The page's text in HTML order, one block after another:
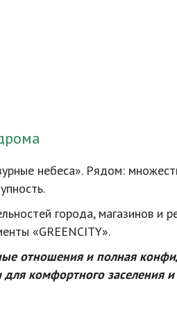
небеса». Рядом:
города, магазинов и
«GREENCITY».
отношения и полная
комфортного заселения